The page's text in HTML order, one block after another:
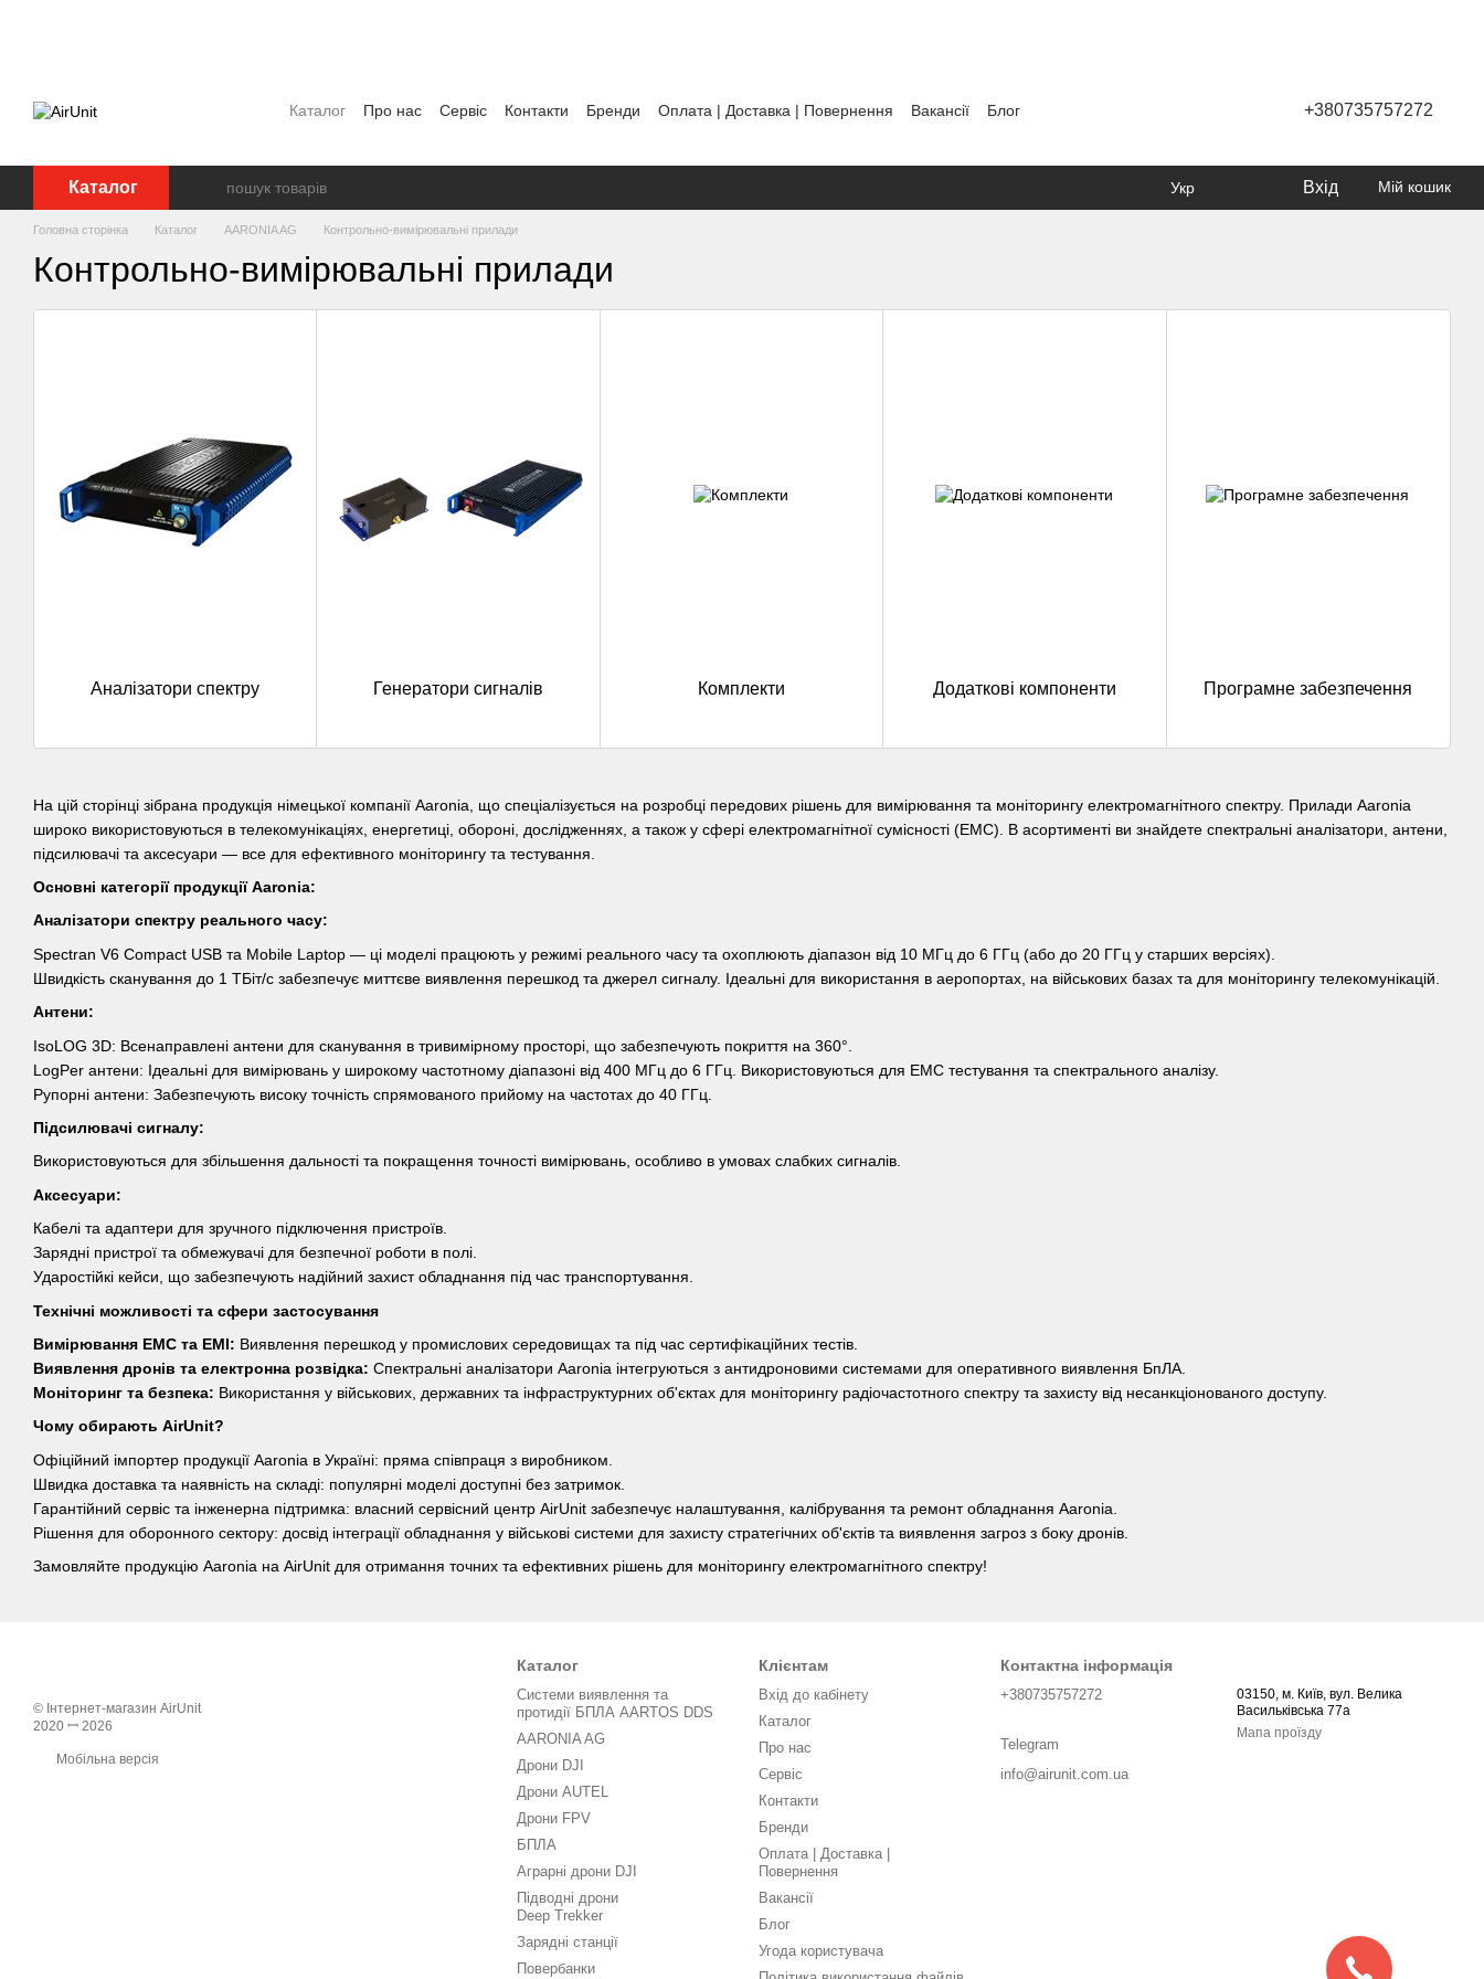
Каталог Про нас Сервіс Контакти Бренди Оплата | Доставка | Повернення Вакансії
Блог
+380735757272
Каталог Укр Вхід Мій кошик
Головна сторінка Каталог AARONIA AG Контрольно-вимірювальні прилади
Контрольно-вимірювальні прилади
На цій сторінці зібрана продукція німецької компанії Aaronia, що спеціалізується на розробці передових рішень для вимірювання та моніторингу електромагнітного спектру. Прилади Aaronia
широко використовуються в телекомунікаціях, енергетиці, обороні, дослідженнях, а також у сфері електромагнітної сумісності (EMC). В асортименті ви знайдете спектральні аналізатори, антени,
підсилювачі та аксесуари — все для ефективного моніторингу та тестування.
Основні категорії продукції Aaronia:
Аналізатори спектру реального часу:
Spectran V6 Compact USB та Mobile Laptop — ці моделі працюють у режимі реального часу та охоплюють діапазон від 10 МГц до 6 ГГц (або до 20 ГГц у старших версіях).
Швидкість сканування до 1 ТБіт/с забезпечує миттєве виявлення перешкод та джерел сигналу. Ідеальні для використання в аеропортах, на військових базах та для моніторингу телекомунікацій.
Антени:
IsoLOG 3D: Всенаправлені антени для сканування в тривимірному просторі, що забезпечують покриття на 360°.
LogPer антени: Ідеальні для вимірювань у широкому частотному діапазоні від 400 МГц до 6 ГГц. Використовуються для EMC тестування та спектрального аналізу.
Рупорні антени: Забезпечують високу точність спрямованого прийому на частотах до 40 ГГц.
Підсилювачі сигналу:
Використовуються для збільшення дальності та покращення точності вимірювань, особливо в умовах слабких сигналів.
Аксесуари:
Кабелі та адаптери для зручного підключення пристроїв.
Зарядні пристрої та обмежувачі для безпечної роботи в полі.
Ударостійкі кейси, що забезпечують надійний захист обладнання під час транспортування.
Технічні можливості та сфери застосування
Вимірювання EMC та EMI: Виявлення перешкод у промислових середовищах та під час сертифікаційних тестів.
Виявлення дронів та електронна розвідка: Спектральні аналізатори Aaronia інтегруються з антидроновими системами для оперативного виявлення БпЛА.
Моніторинг та безпека: Використання у військових, державних та інфраструктурних об'єктах для моніторингу радіочастотного спектру та захисту від несанкціонованого доступу.
Чому обирають AirUnit?
Офіційний імпортер продукції Aaronia в Україні: пряма співпраця з виробником.
Швидка доставка та наявність на складі: популярні моделі доступні без затримок.
Гарантійний сервіс та інженерна підтримка: власний сервісний центр AirUnit забезпечує налаштування, калібрування та ремонт обладнання Aaronia.
Рішення для оборонного сектору: досвід інтеграції обладнання у військові системи для захисту стратегічних об'єктів та виявлення загроз з боку дронів.
Замовляйте продукцію Aaronia на AirUnit для отримання точних та ефективних рішень для моніторингу електромагнітного спектру!
Аналізатори спектру Генератори сигналів Комплекти Додаткові компоненти Програмне забезпечення
© Інтернет-магазин AirUnit
2020 ꟷ 2026
Мобільна версія
Каталог
Системи виявлення та
протидії БПЛА AARTOS DDS
AARONIA AG
Дрони DJI
Дрони AUTEL
Дрони FPV
БПЛА
Аграрні дрони DJI
Підводні дрони
Deep Trekker
Зарядні станції
Повербанки
Клієнтам
Вхід до кабінету
Каталог
Про нас
Сервіс
Контакти
Бренди
Оплата | Доставка |
Повернення
Вакансії
Блог
Угода користувача
Контактна інформація
+380735757272
Telegram
info@airunit.com.ua
03150, м. Київ, вул. Велика
Васильківська 77а
Мапа проїзду